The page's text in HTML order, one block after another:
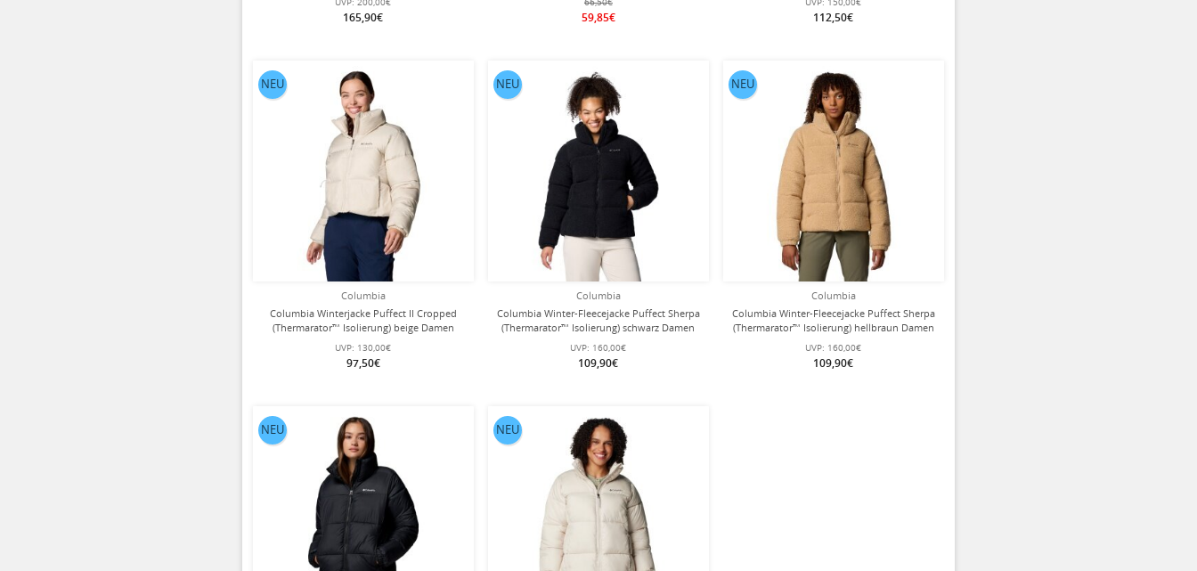
165,90€ 59,85€ 112,50€
Columbia
Columbia Winterjacke Puffect II Cropped
(Thermarator™ Isolierung) beige Damen
UVP: 130,00€
97,50€
NEU
Columbia
Columbia Winter-Fleecejacke Puffect Sherpa
(Thermarator™ Isolierung) schwarz Damen
UVP: 160,00€
109,90€
NEU
Columbia
Columbia Winter-Fleecejacke Puffect Sherpa
(Thermarator™ Isolierung) hellbraun Damen
UVP: 160,00€
109,90€
NEU
NEU NEU